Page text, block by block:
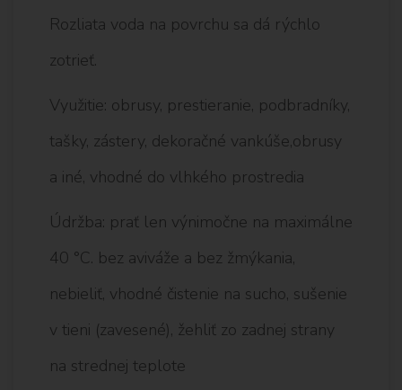
Rozliata voda na povrchu sa dá rýchlo
zotrieť.
Využitie: obrusy, prestieranie, podbradníky,
tašky, zástery, dekoračné vankúše,obrusy
a iné, vhodné do vlhkého prostredia
Údržba: prať len výnimočne na maximálne
40 °C. bez aviváže a bez žmýkania,
nebieliť, vhodné čistenie na sucho, sušenie
v tieni (zavesené), žehliť zo zadnej strany
na strednej teplote